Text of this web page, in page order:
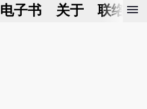
电子书 关于 联络我
menu